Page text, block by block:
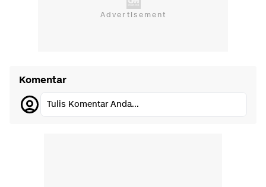
Komentar
Tulis Komentar Anda...